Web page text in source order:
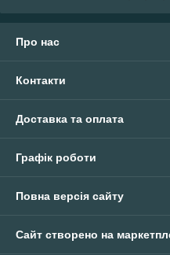
Про нас
Контакти
Доставка та оплата
Графік роботи
Повна версія сайту
Сайт створено на